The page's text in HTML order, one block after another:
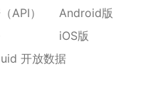
API）
开放数据
Android版
iOS版